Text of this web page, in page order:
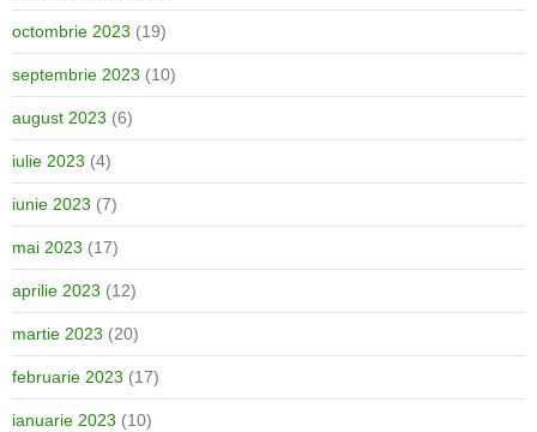
octombrie 2023 (19)
septembrie 2023 (10)
august 2023 (6)
iulie 2023 (4)
iunie 2023 (7)
mai 2023 (17)
aprilie 2023 (12)
martie 2023 (20)
februarie 2023 (17)
ianuarie 2023 (10)